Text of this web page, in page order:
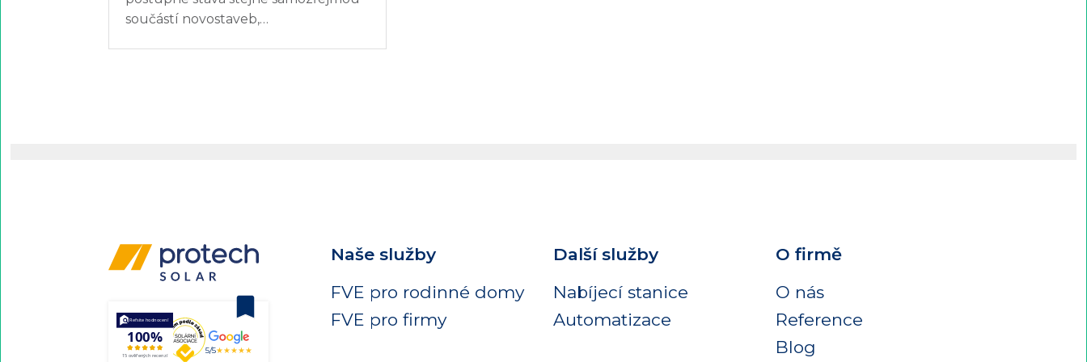
součástí novostaveb,…
5/5★★★★★
Naše služby
FVE pro rodinné domy
FVE pro firmy
Další služby
Nabíjecí stanice
Automatizace
O firmě
O nás
Reference
Blog